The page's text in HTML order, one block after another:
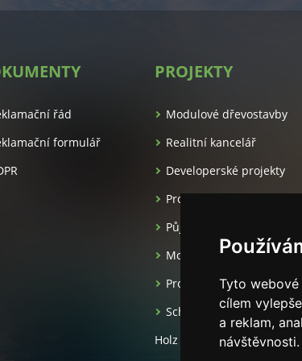
Tyto
cílem
a reklam,
návštěvnosti.
řád
formulář
PROJEKTY
Modulové dřevostavby
Realitní kancelář
Developerské projekty
Pronájem apartmánů
Půjčovna luxusních aut
Moderní dřevostavby
Projekční kancelář
Schlüsselfertige häuser
Holz